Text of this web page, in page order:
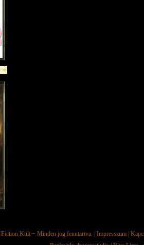
Fiction Kult − Minden jog fenntartva. | Impresszum